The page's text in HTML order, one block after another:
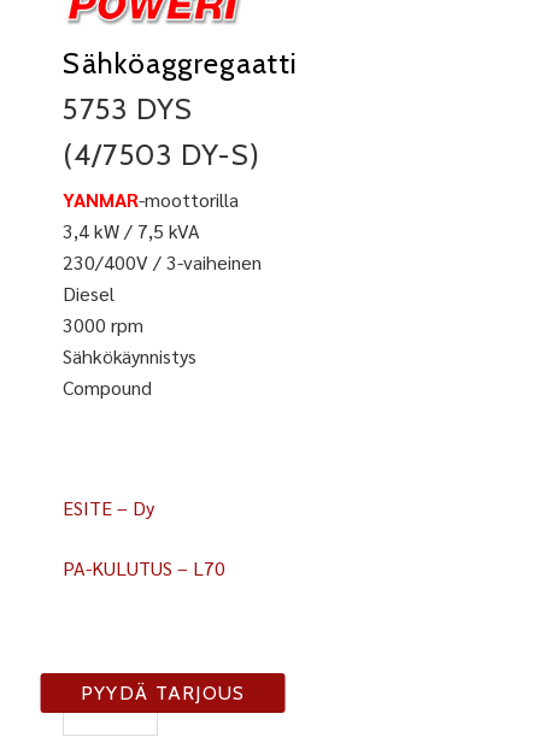
Sähköaggregaatti
5753 DYS
(4/7503 DY-S)
YANMAR-moottorilla
3,4 kW / 7,5 kVA
230/400V / 3-vaiheinen
Diesel
3000 rpm
Sähkökäynnistys
Compound
ESITE – Dy
PA-KULUTUS – L70
5753
DYS
PYYDÄ TARJOUS